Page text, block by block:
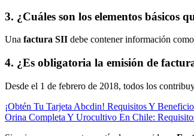
3. ¿Cuáles son los elementos básicos
Una factura SII debe contener información
4. ¿Es obligatoria la emisión de
Desde el 1 de febrero de 2018, todos los
¡Obtén Tu Tarjeta Abcdin! Requisitos Y
Orina Completa Y Urocultivo En Chile: